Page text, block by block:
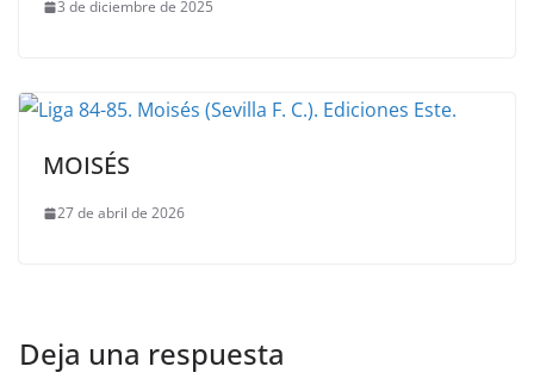
3 de diciembre de 2025
MOISÉS
27 de abril de 2026
Deja una respuesta